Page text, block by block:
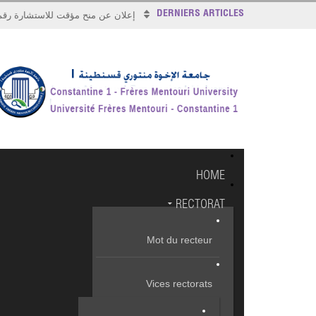
DERNIERS ARTICLES إعلان عن منح مؤقت للاستشارة رقم
HOME
RECTORAT
Mot du recteur
Vices rectorats